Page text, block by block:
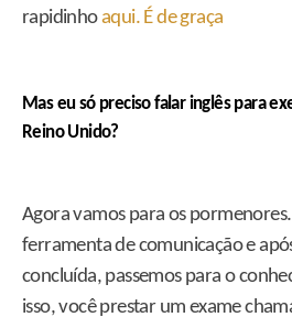
rapidinhoaqui. É de graça
Mas eu só preciso falar inglês para
Reino Unido?
Agora vamos para os pormenores.
ferramenta de comunicação e
concluída, passemos para o
isso, você prestar um exame